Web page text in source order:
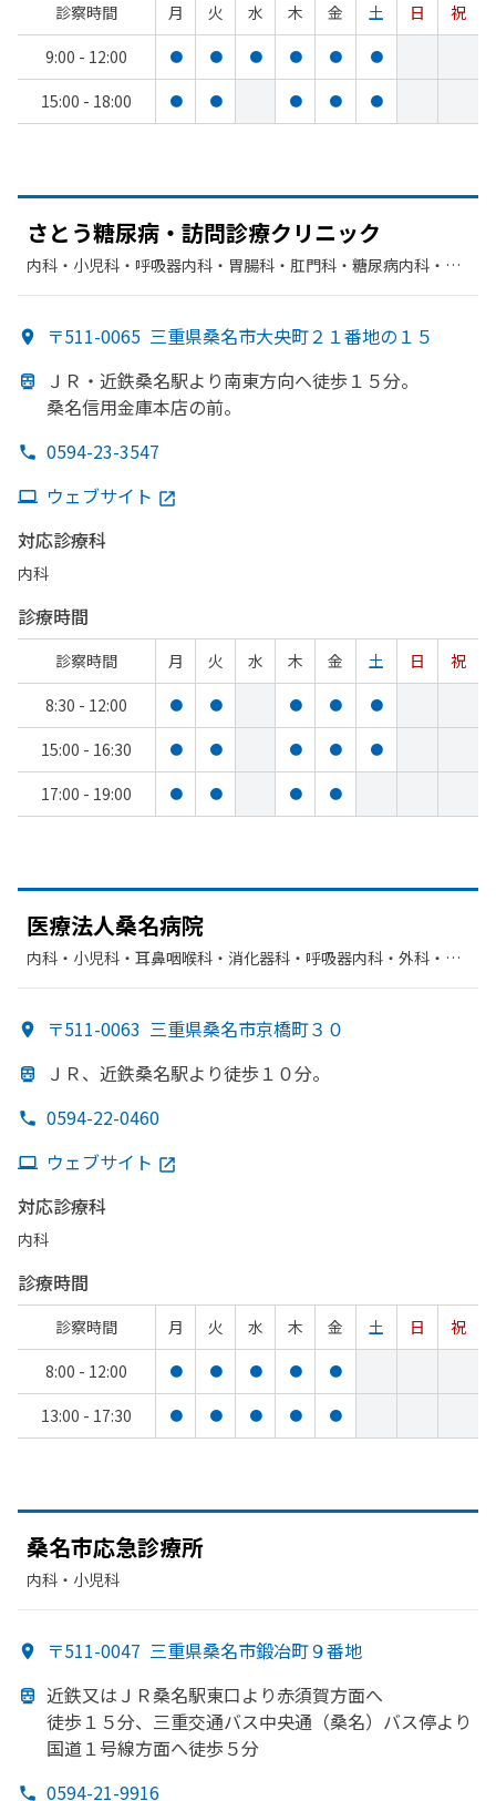
診察時間 月 火 水 木 金 土 日
祝
9:00 - 12:00
● ● ● ● ● ●
15:00 - 18:00 ● ● ● ● ●
さとう糖尿病・訪問診療クリニック
内科・​小児科・​呼吸器内科・​胃腸科・​肛門科・​糖尿病内科・​そ
〒511-0065 三重県桑名市大央町２１番地の１５
ＪＲ・近鉄桑名駅より南東方向へ徒歩１５分。
桑名信用金庫本店の前。
0594-23-3547
ウェブサイト
対応診療科
内科
診療時間
診察時間 月 火 水 木 金 土 日
祝
8:30 - 12:00
● ● ● ● ●
15:00 - 16:30 ● ● ● ● ●
17:00 - 19:00 ● ● ● ●
医療法人桑名病院
内科・​小児科・​耳鼻咽喉科・​消化器科・​呼吸器内科・​外科・​整
〒511-0063 三重県桑名市京橋町３０
ＪＲ、 近鉄桑名駅より徒歩１０分。
0594-22-0460
ウェブサイト
対応診療科
内科
診療時間
診察時間 月 火 水 木 金 土 日
祝
8:00 - 12:00
● ● ● ● ●
13:00 - 17:30 ● ● ● ● ●
桑名市応急診療所
内科・​小児科
〒511-0047 三重県桑名市鍛冶町９番地
近鉄又は ＪＲ桑名駅東口より赤須賀方面へ
徒歩１５分、 三重交通バス中央通 （桑名） バス停より
国道１号線方面へ徒歩５分
0594-21-9916